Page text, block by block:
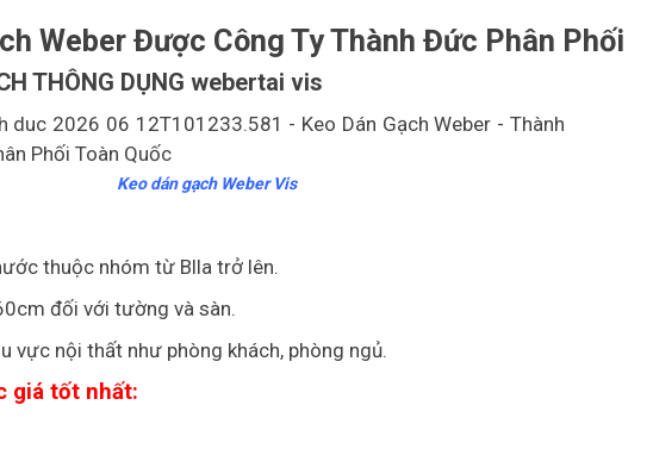
Weber Được Công Ty Thành Đức Phân Phối
THÔNG DỤNG webertai vis
Keo dán gạch Weber Vis
thuộc nhóm từ Blla trở lên.
đối với tường và sàn.
vực nội thất như phòng khách, phòng ngủ.
giá tốt nhất: